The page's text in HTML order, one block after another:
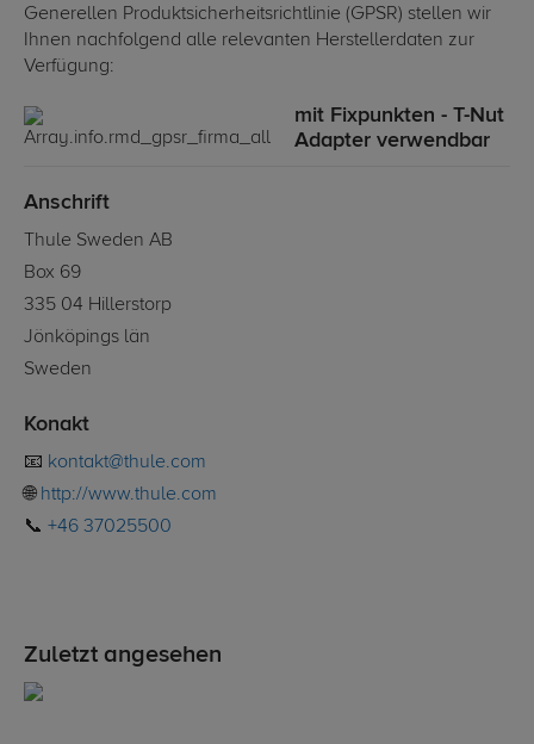
Generellen Produktsicherheitsrichtlinie (GPSR) stellen wir
Ihnen nachfolgend alle relevanten Herstellerdaten zur
Verfügung:
mit Fixpunkten - T-Nut
Adapter verwendbar
Anschrift
Thule Sweden AB
Box 69
335 04 Hillerstorp
Jönköpings län
Sweden
Konakt
📧 kontakt@thule.com
🌐 http://www.thule.com
📞 +46 37025500
Zuletzt angesehen